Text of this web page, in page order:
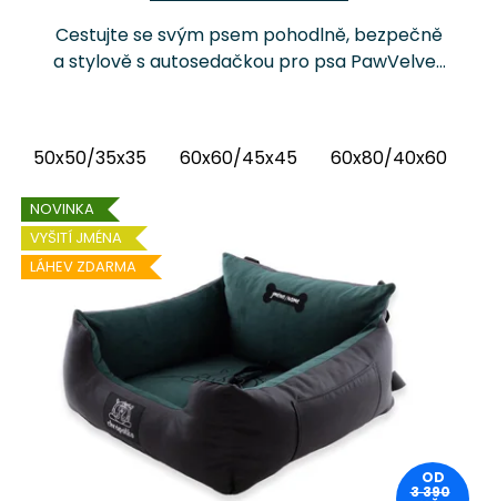
Cestujte se svým psem pohodlně, bezpečně
a stylově s autosedačkou pro psa PawVelvet
50x50/35x35
60x60/45x45 60x80/40x60
NOVINKA
VYŠITÍ JMÉNA
LÁHEV ZDARMA
OD
3 390